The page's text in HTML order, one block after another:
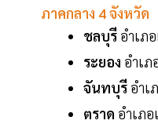
ภาคกลาง 4 จังหวัด
ชลบุรี อำเภ
ระยอง อำเภ
จันทบุรี อำเ
ตราด อำเภอ